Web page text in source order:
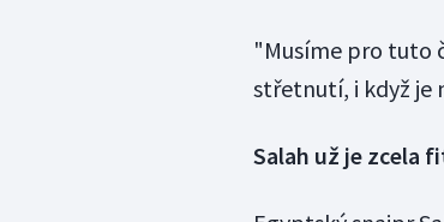
"Musíme pro tuto
střetnutí, i když je
Salah už je zcela